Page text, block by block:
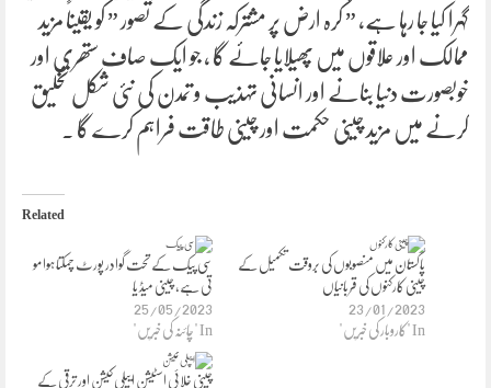
گہرا کیا جا رہا ہے، ” کرہ ارض پر مشترکہ زندگی کے تصور ” کو یقیناً مزید
ممالک اور علاقوں میں پھیلایا جائے گا ، جو ایک صاف ستھری اور
خوبصورت دنیا بنانے اور انسانی تہذیب و تمدن کی نئی شکل تخلیق
کرنے میں مزید چینی حکمت اور چینی طاقت فراہم کرے گا ۔
Related
سی پیک کے تحت گوادر پورٹ چمکتا ہوا مو
تی ہے، چینی میڈ یا
25/05/2023
In "چائنہ کی خبریں"
پاکستان میں منصوبوں کی بروقت تکمیل کے
چینی کارکنوں کی قربانیاں
23/01/2023
In "کاروبار کی خبریں"
چینی خلائی اسٹیشن ایپلی کیشن اور ترقی کے